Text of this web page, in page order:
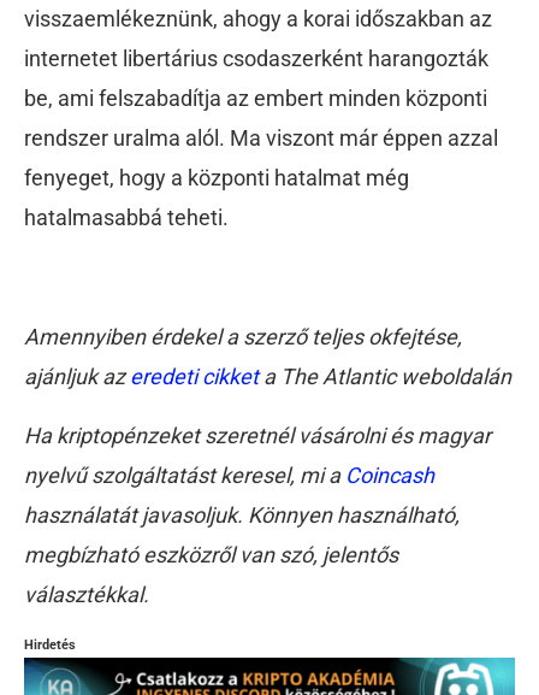
visszaemlékeznünk, ahogy a korai időszakban az
internetet libertárius csodaszerként harangozták
be, ami felszabadítja az embert minden központi
rendszer uralma alól. Ma viszont már éppen azzal
fenyeget, hogy a központi hatalmat még
hatalmasabbá teheti.
Amennyiben érdekel a szerző teljes okfejtése,
ajánljuk azeredeti cikketa The Atlantic weboldalán
Ha kriptopénzeket szeretnél vásárolni és magyar
nyelvű szolgáltatást keresel, mi a Coincash
használatát javasoljuk. Könnyen használható,
megbízható eszközről van szó, jelentős
választékkal.
Hirdetés